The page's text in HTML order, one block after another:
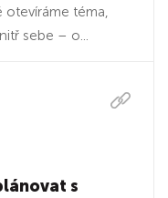
otevíráme téma,
sebe – o...
s